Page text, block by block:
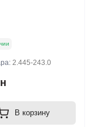
2.445-243.0
В корзину